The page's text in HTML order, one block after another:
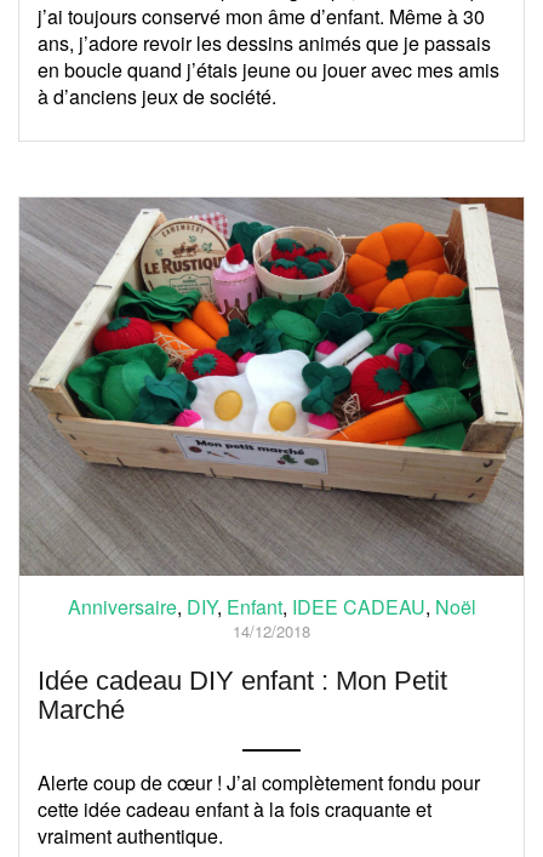
j’ai toujours conservé mon âme d’enfant. Même à 30
ans, j’adore revoir les dessins animés que je passais
en boucle quand j’étais jeune ou jouer avec mes amis
à d’anciens jeux de société.
Anniversaire, DIY, Enfant, IDEE CADEAU, Noël
14/12/2018
Idée cadeau DIY enfant : Mon Petit
Marché
Alerte coup de cœur ! J’ai complètement fondu pour
cette idée cadeau enfant à la fois craquante et
vraiment authentique.